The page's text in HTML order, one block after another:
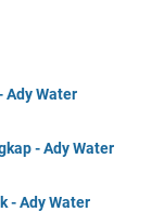
Ady Water
- Ady Water
- Ady Water